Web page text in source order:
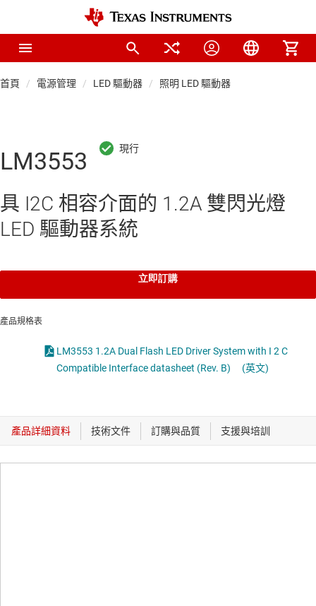
首頁 電源管理 LED 驅動器 照明 LED 驅動器
LM3553
具 I2C 相容介面的 1.2A 雙閃光燈
LED 驅動器系統
立即訂購
產品規格表
LM3553 1.2A Dual Flash LED Driver System with I 2 C
Compatible Interface datasheet (Rev. B)
(英文)